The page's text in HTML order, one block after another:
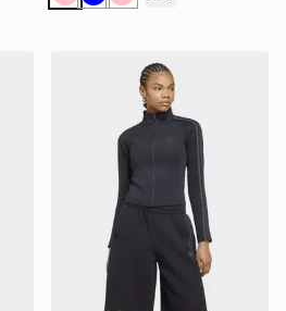
Reversibile
adidas Track Top Sst 2.0